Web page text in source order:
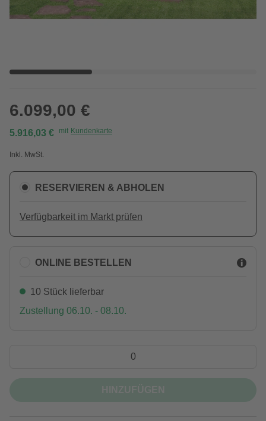
6.099,00 €
5.916,03 € mit Kundenkarte
Inkl. MwSt.
RESERVIEREN & ABHOLEN
Verfügbarkeit im Markt prüfen
ONLINE BESTELLEN
10 Stück lieferbar
Zustellung 06.10. - 08.10.